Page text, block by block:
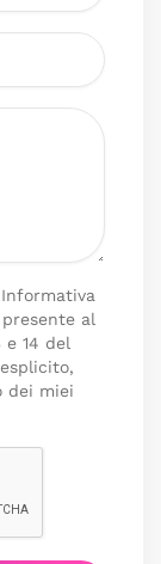
al
e 14 del
dei miei